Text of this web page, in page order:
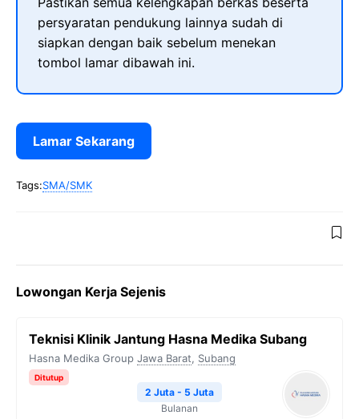
persyaratan pendukung lainnya sudah di
siapkan dengan baik sebelum menekan
tombol lamar dibawah ini.
Lamar Sekarang
Tags:SMA/SMK
Lowongan Kerja Sejenis
Teknisi Klinik Jantung Hasna Medika Subang
Hasna Medika Group Jawa Barat, Subang
Ditutup
2 Juta - 5 Juta
Bulanan